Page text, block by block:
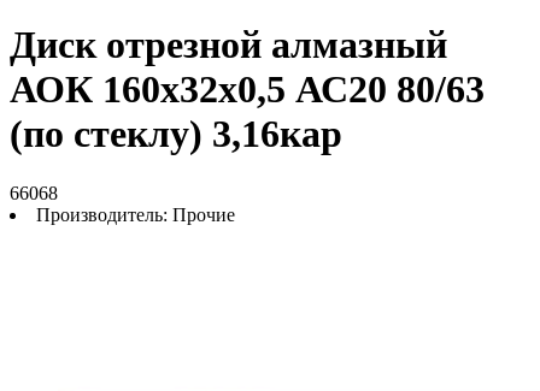
Диск отрезной алмазный
АОК 160х32х0,5 АС20 80/63
(по стеклу) 3,16кар
66068
Производитель: Прочие